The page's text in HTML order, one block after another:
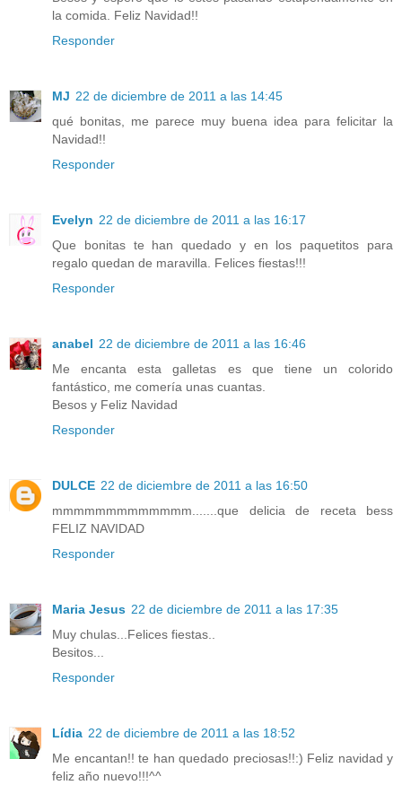
la comida. Feliz Navidad!!
Responder
MJ 22 de diciembre de 2011 a las 14:45
qué bonitas, me parece muy buena idea para felicitar la
Navidad!!
Responder
Evelyn 22 de diciembre de 2011 a las 16:17
Que bonitas te han quedado y en los paquetitos para
regalo quedan de maravilla. Felices fiestas!!!
Responder
anabel 22 de diciembre de 2011 a las 16:46
Me encanta esta galletas es que tiene un colorido
fantástico, me comería unas cuantas.
Besos y Feliz Navidad
Responder
DULCE 22 de diciembre de 2011 a las 16:50
mmmmmmmmmmmmm.......que delicia de receta bess
FELIZ NAVIDAD
Responder
Maria Jesus 22 de diciembre de 2011 a las 17:35
Muy chulas...Felices fiestas..
Besitos...
Responder
Lídia 22 de diciembre de 2011 a las 18:52
Me encantan!! te han quedado preciosas!!:) Feliz navidad y
feliz año nuevo!!!^^